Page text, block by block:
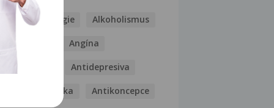
Kašel Alergie Alkoholismus
Angína
Antidepresiva
Antihistaminika Antikoncepce